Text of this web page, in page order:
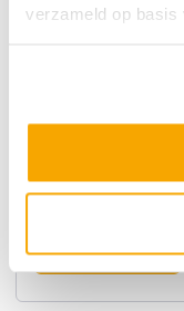
verzameld op basis
6.78MB
Download